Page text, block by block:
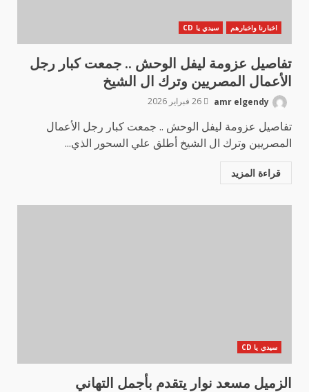
اخبارنا واخبارهم سيدي يا CD
تفاصيل عزومة ليفل الوحش .. جمعت كبار رجل
الأعمال المصريين وترك ال الشيخ
تفاصيل عزومة ليفل الوحش .. جمعت كبار رجل الأعمال
المصريين وترك ال الشيخ أطلق علي السحور الذي...
قراءة المزيد
سيدي يا CD
الزميل مسعد نوار يتقدم بأجمل التهاني